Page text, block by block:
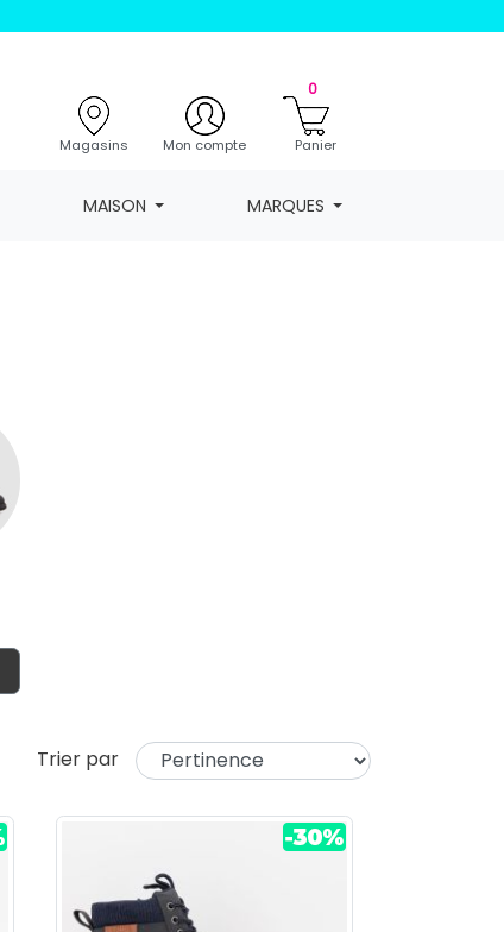
Magasins Mon compte
0
Panier
MAISON MARQUES
Trier par